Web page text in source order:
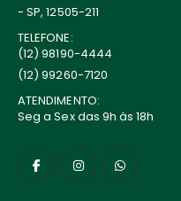
- SP, 12505-211
TELEFONE:
(12) 98190-4444
(12) 99260-7120
ATENDIMENTO:
Seg a Sex das 9h às 18h